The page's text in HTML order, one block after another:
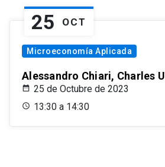
25 OCT
Microeconomía Aplicada
Alessandro Chiari, Charles
25 de Octubre de 2023
13:30 a 14:30